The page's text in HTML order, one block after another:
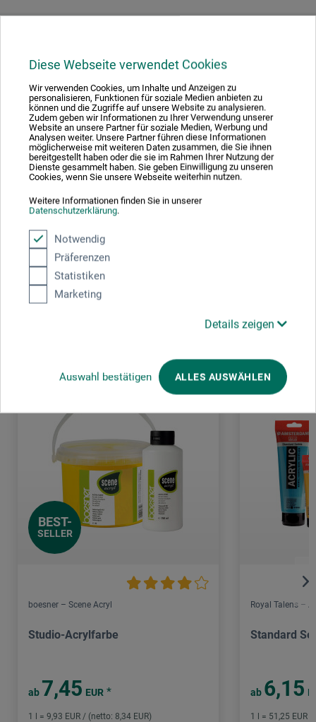
Diese Webseite verwendet Cookies
Wir verwenden Cookies, um Inhalte und Anzeigen zu
personalisieren, Funktionen für soziale Medien anbieten zu
können und die Zugriffe auf unsere Website zu analysieren.
Zudem geben wir Informationen zu Ihrer Verwendung unserer
Website an unsere Partner für soziale Medien, Werbung und
Analysen weiter. Unsere Partner führen diese Informationen
möglicherweise mit weiteren Daten zusammen, die Sie ihnen
bereitgestellt haben oder die sie im Rahmen Ihrer Nutzung der
Dienste gesammelt haben. Sie geben Einwilligung zu unseren
Cookies, wenn Sie unsere Webseite weiterhin nutzen.
Weitere Informationen finden Sie in unserer
Datenschutzerklärung.
Notwendig
Präferenzen
Statistiken
Marketing
Details zeigen
Auswahl bestätigen ALLES AUSWÄHLEN
Hersteller-Kontakt
Hier finden Sie die Kontaktdaten des Herstellers zu
diesem Produkt.
H. Kerndl GmbH
Ottendichlerstr. 3 - 5
85622 Feldkirchen
DE
www.h-kerndl.de
info@h-kerndl.de
Kunden kauften auch
BEST-
SELLER
boesner – Scene Acryl
Studio-Acrylfarbe
ab 7,45 EUR *
1 l = 9,93 EUR / (netto: 8,34 EUR)
Royal Talens –
Standard
ab 6,15
1 l = 51,25 EUR